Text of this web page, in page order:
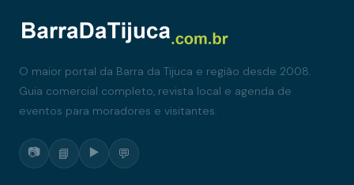
O maior portal da Barra da Tijuca e região desde 2008.
Guia comercial completo, revista local e agenda de
eventos para moradores e visitantes.
📷 📘 ▶️ 💬